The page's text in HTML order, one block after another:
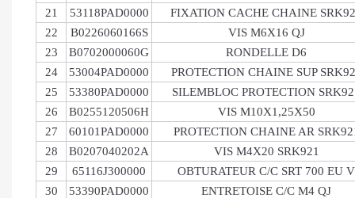
21
53118PAD0000
FIXATION CACHE CHAINE
22
B0226060166S
VIS M6X16 QJ
23
B0702000060G
RONDELLE D6
24
53004PAD0000
PROTECTION CHAINE SUP
25
53380PAD0000
SILEMBLOC PROTECTION
26
B0255120506H
VIS M10X1,25X50
27
60101PAD0000
PROTECTION CHAINE AR
28
B0207040202A
VIS M4X20 SRK921
29
65116J300000
OBTURATEUR C/C SRT 700 EU V
30
53390PAD0000
ENTRETOISE C/C M4 QJ